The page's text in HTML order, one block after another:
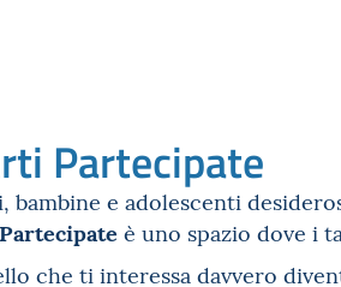
Partecipate
bambine e adolescenti
è uno spazio dove i
che ti interessa davvero